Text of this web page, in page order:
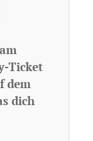
Ticket
dem
dich